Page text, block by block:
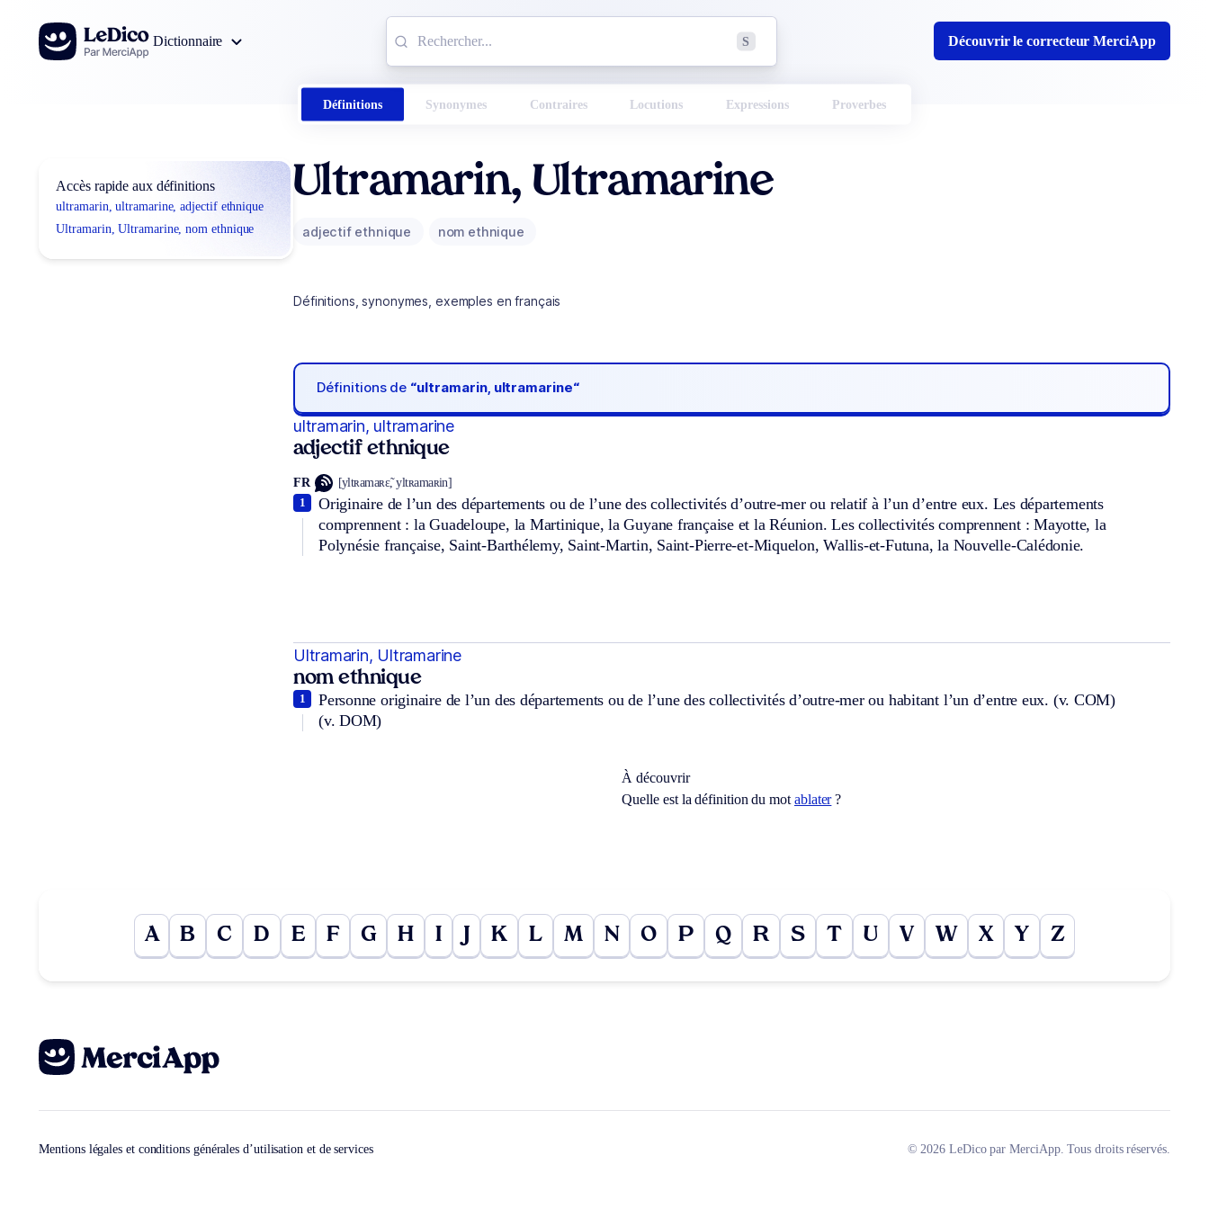
Aller au contenu
Dictionnaire
S Découvrir le correcteur MerciApp
Définitions Synonymes Contraires Locutions Expressions Proverbes
Accès rapide aux définitions
ultramarin, ultramarine, adjectif ethnique
Ultramarin, Ultramarine, nom ethnique
Ultramarin, Ultramarine
adjectif ethnique nom ethnique
Définitions, synonymes, exemples en français
Définitions de “ultramarin, ultramarine“
ultramarin, ultramarine
adjectif ethnique
FR [yltʀamaʀɛ̃, yltʀamaʀin]
Originaire de l’un des départements ou de l’une des collectivités d’outre-mer ou relatif à l’un d’entre eux. Les départements
comprennent : la Guadeloupe, la Martinique, la Guyane française et la Réunion. Les collectivités comprennent : Mayotte, la
Polynésie française, Saint-Barthélemy, Saint-Martin, Saint-Pierre-et-Miquelon, Wallis-et-Futuna, la Nouvelle-Calédonie.
1
Ultramarin, Ultramarine
nom ethnique
Personne originaire de l’un des départements ou de l’une des collectivités d’outre-mer ou habitant l’un d’entre eux. (v. COM)
(v. DOM)
1
À découvrir
Quelle est la définition du mot ablater?
A B C D E F G H I K L M N O P Q R S T U V W X Y Z
Mentions légales et conditions générales d’utilisation et de services © 2026 LeDico par MerciApp. Tous droits réservés.